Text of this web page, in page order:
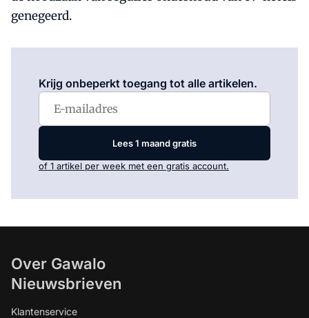
genegeerd.
Krijg onbeperkt toegang tot alle artikelen.
Lees 1 maand gratis
of 1 artikel per week met een gratis account.
Over Gawalo
Nieuwsbrieven
Klantenservice